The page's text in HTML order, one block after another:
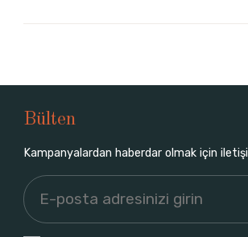
Bülten
Kampanyalardan haberdar olmak için